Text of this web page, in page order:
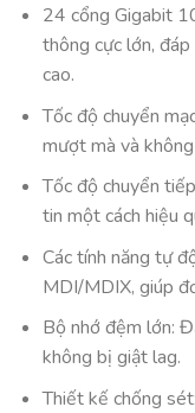
24 cổng Gigabit
thông cực lớn, đáp
cao.
Tốc độ chuyển
mượt mà và
Tốc độ chuyển tiế
tin một cách hiệu
Các tính năng tự
MDI/MDIX, giúp
Bộ nhớ đệm lớn: Đ
không bị giật lag.
Thiết kế chống